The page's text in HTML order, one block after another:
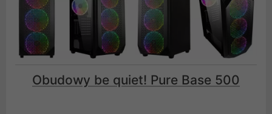
Obudowy be quiet! Pure Base 500